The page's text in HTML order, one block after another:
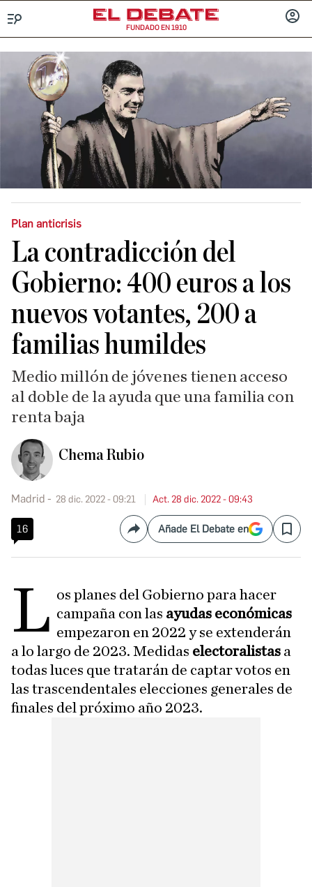
FUNDADO EN 1910
Plan anticrisis
La contradicción del
Gobierno: 400 euros a los
nuevos votantes, 200 a
familias humildes
Medio millón de jóvenes tienen acceso
al doble de la ayuda que una familia con
renta baja
Chema Rubio
Madrid 28 dic. 2022 - 09:21 Act. 28 dic. 2022 - 09:43
16 CompartirAñade El Debate en Save
L os planes del Gobierno para hacer
campaña con las ayudas económicas
empezaron en 2022 y se extenderán
a lo largo de 2023. Medidas electoralistas a
todas luces que tratarán de captar votos en
las trascendentales elecciones generales de
finales del próximo año 2023.